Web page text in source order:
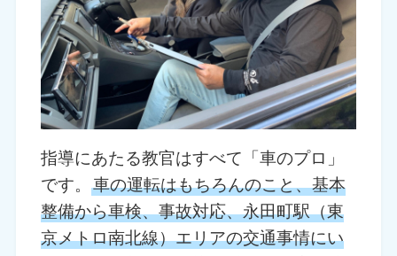
指導にあたる教官はすべて「車のプロ」
です。車の運転はもちろんのこと、基本
整備から車検、事故対応、永田町駅（東
京メトロ南北線）エリアの交通事情にい